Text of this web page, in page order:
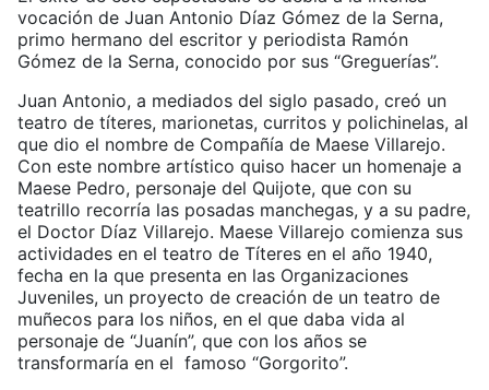
vocación de Juan Antonio Díaz Gómez de la Serna,
primo hermano del escritor y periodista Ramón
Gómez de la Serna, conocido por sus “Greguerías”.
Juan Antonio, a mediados del siglo pasado, creó un
teatro de títeres, marionetas, curritos y polichinelas, al
que dio el nombre de Compañía de Maese Villarejo.
Con este nombre artístico quiso hacer un homenaje a
Maese Pedro, personaje del Quijote, que con su
teatrillo recorría las posadas manchegas, y a su padre,
el Doctor Díaz Villarejo. Maese Villarejo comienza sus
actividades en el teatro de Títeres en el año 1940,
fecha en la que presenta en las Organizaciones
Juveniles, un proyecto de creación de un teatro de
muñecos para los niños, en el que daba vida al
personaje de “Juanín”, que con los años se
transformaría en el famoso “Gorgorito”.